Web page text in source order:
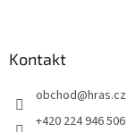
Kontakt
obchod@hras.cz
+420 224 946 506